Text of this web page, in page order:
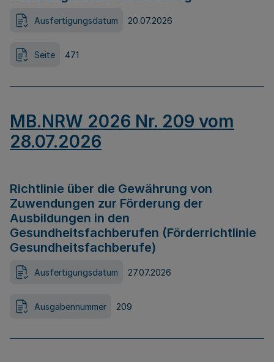
Ausfertigungsdatum 20.07.2026
Seite 471
MB.NRW 2026 Nr. 209 vom
28.07.2026
Richtlinie über die Gewährung von
Zuwendungen zur Förderung der
Ausbildungen in den
Gesundheitsfachberufen (Förderrichtlinie
Gesundheitsfachberufe)
Ausfertigungsdatum 27.07.2026
Ausgabennummer 209